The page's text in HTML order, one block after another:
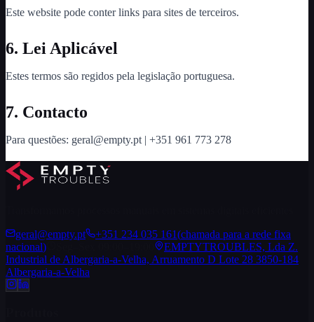
Este website pode conter links para sites de terceiros.
6. Lei Aplicável
Estes termos são regidos pela legislação portuguesa.
7. Contacto
Para questões: geral@empty.pt | +351 961 773 278
geral@empty.pt
+351 234 035 161(chamada para a rede fixa
nacional)
EMPTYTROUBLES, Lda Z.
Industrial de Albergaria-a-Velha, Arruamento D Lote 28 3850-184
Albergaria-a-Velha